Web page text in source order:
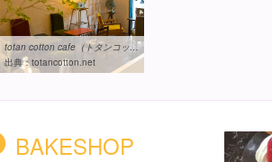
totan cotton cafe（トタンコットンカフェ）茨城県のつくばにある ...
出典：totancotton.net
BAKESHOP